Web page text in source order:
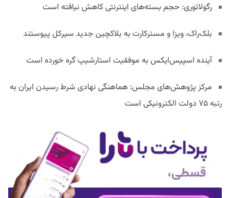
رگولاتوری: حجم بسته‌های اینترنتی کاهش نیافته است
بلک‌راک، ویزا و مسترکارت به بلاکچین جدید سیرکل پیوستند
آینده اسپیس‌ایکس به موفقیت استارشیپ گره خورده است
مرکز پژوهش‌های مجلس: هماهنگی نهادی شرط رسیدن ایران به
رتبه ۷۵ دولت الکترونیکی است